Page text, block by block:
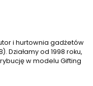
i hurtownia gadżetów
Działamy od 1998 roku,
w modelu Gifting